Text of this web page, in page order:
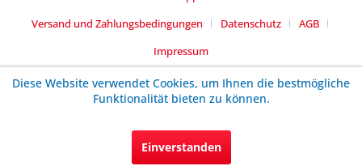
Versand und Zahlungsbedingungen
Datenschutz
AGB
Impressum
Diese Website verwendet Cookies, um Ihnen die bestmögliche
Funktionalität bieten zu können.
Einverstanden